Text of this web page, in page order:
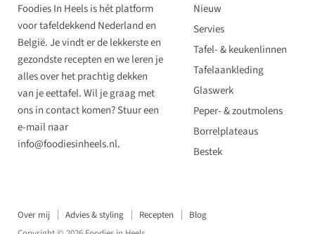
Foodies In Heels is hét platform
voor tafeldekkend Nederland en
België. Je vindt er de lekkerste en
gezondste recepten en we leren je
alles over het prachtig dekken
van je eettafel. Wil je graag met
ons in contact komen? Stuur een
e-mail naar
info@foodiesinheels.nl.
Nieuw
Servies
Tafel- & keukenlinnen
Tafelaankleding
Glaswerk
Peper- & zoutmolens
Borrelplateaus
Bestek
Over mij Advies & styling Recepten
Blog